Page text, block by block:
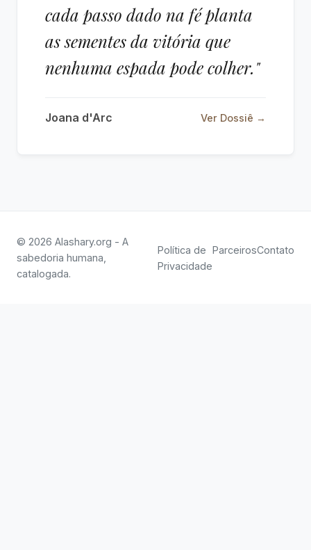
cada passo dado na fé planta
as sementes da vitória que
nenhuma espada pode colher."
Joana d'Arc Ver Dossiê →
© 2026 Alashary.org - A
sabedoria humana,
catalogada.
Política de
Privacidade
ParceirosContato